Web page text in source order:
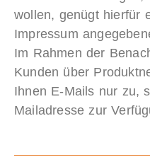
wollen, genügt hierfür
Impressum
Im Rahmen der
Kunden über
Ihnen E-Mails nur zu,
Mailadresse zur